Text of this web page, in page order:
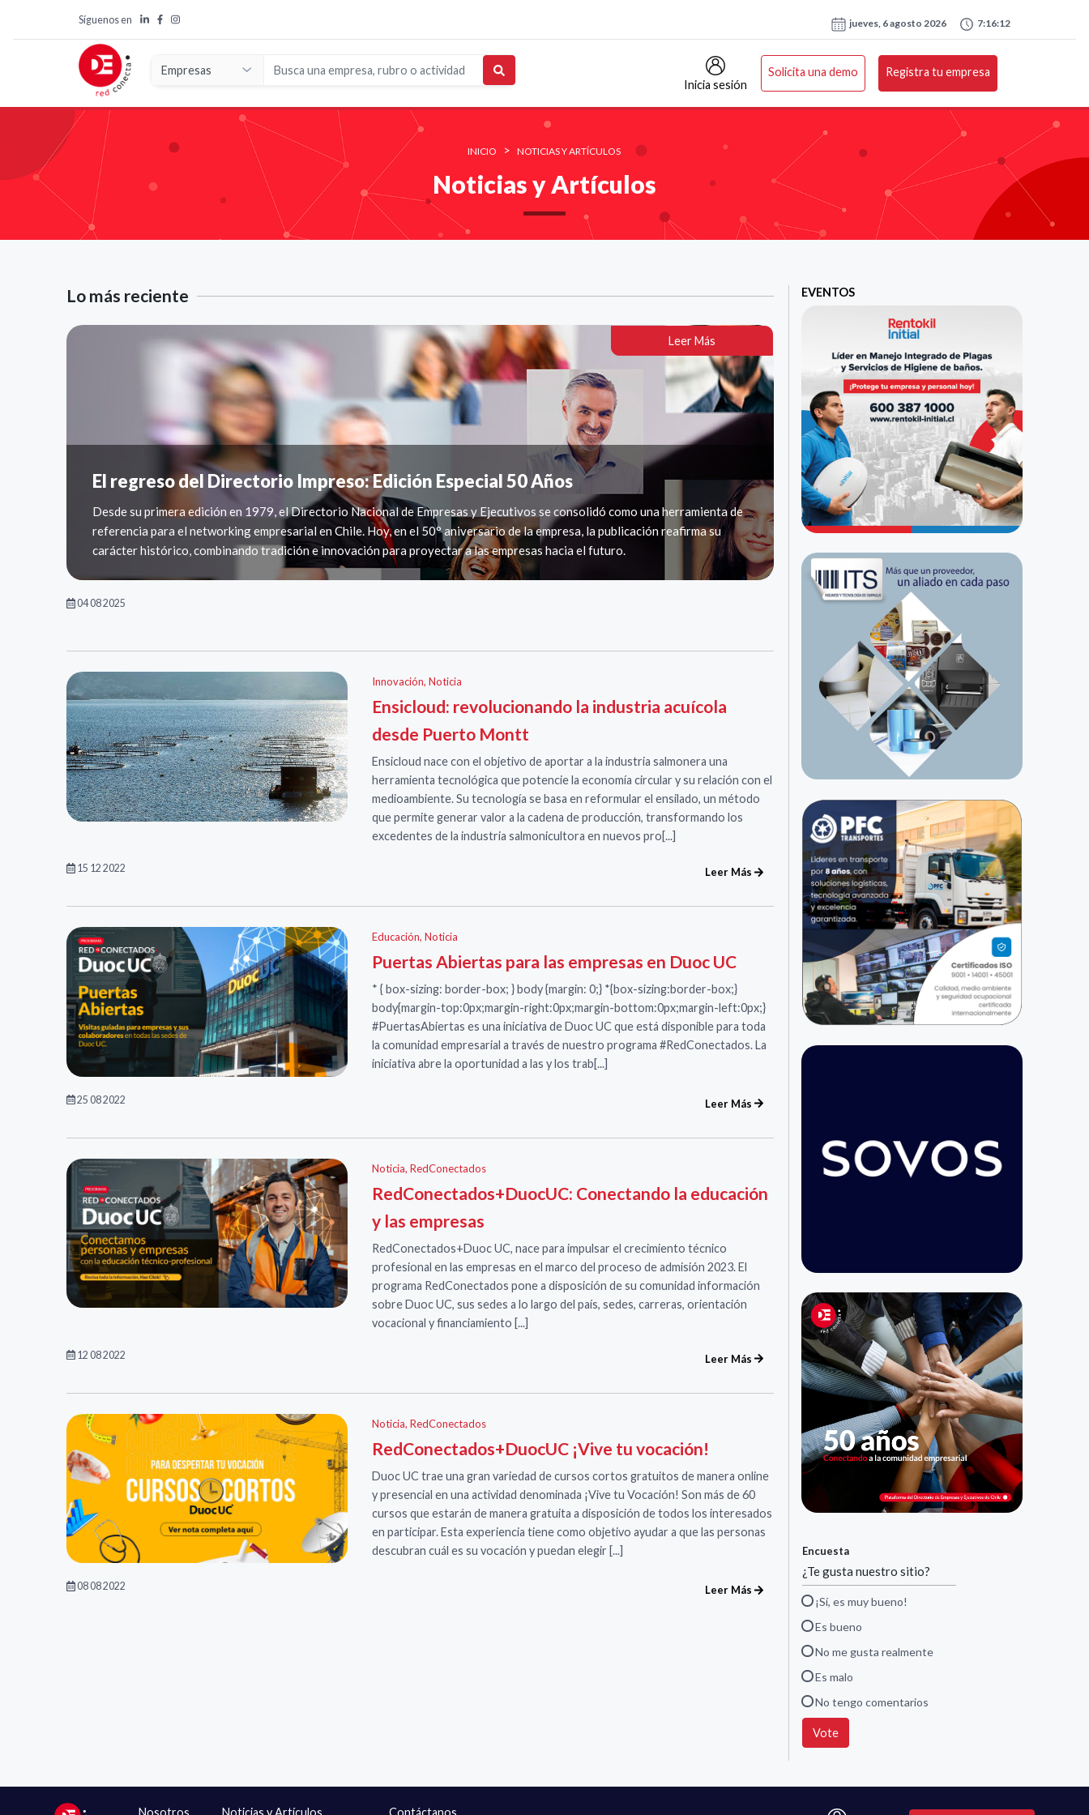
Síguenos en jueves, 6 agosto 2026 7:16:12
Inicia sesión
Solicita una demo Registra tu empresa
INICIO > NOTICIAS Y ARTÍCULOS
Noticias y Artículos
Lo más reciente
Leer Más
El regreso del Directorio Impreso: Edición Especial 50 Años
Desde su primera edición en 1979, el Directorio Nacional de Empresas y Ejecutivos se consolidó como una herramienta de
referencia para el networking empresarial en Chile. Hoy, en el 50° aniversario de la empresa, la publicación reafirma su
carácter histórico, combinando tradición e innovación para proyectar a las empresas hacia el futuro.
04 08 2025
Innovación, Noticia
Ensicloud: revolucionando la industria acuícola
desde Puerto Montt
Ensicloud nace con el objetivo de aportar a la industria salmonera una
herramienta tecnológica que potencie la economía circular y su relación con el
medioambiente. Su tecnología se basa en reformular el ensilado, un método
que permite generar valor a la cadena de producción, transformando los
excedentes de la industria salmonicultora en nuevos pro[...]
15 12 2022 Leer Más
Educación, Noticia
Puertas Abiertas para las empresas en Duoc UC
* { box-sizing: border-box; } body {margin: 0;} *{box-sizing:border-box;}
body{margin-top:0px;margin-right:0px;margin-bottom:0px;margin-left:0px;}
#PuertasAbiertas es una iniciativa de Duoc UC que está disponible para toda
la comunidad empresarial a través de nuestro programa #RedConectados. La
iniciativa abre la oportunidad a las y los trab[...]
25 08 2022 Leer Más
Noticia, RedConectados
RedConectados+DuocUC: Conectando la educación
y las empresas
RedConectados+Duoc UC, nace para impulsar el crecimiento técnico
profesional en las empresas en el marco del proceso de admisión 2023. ​​​​​​​El
programa RedConectados pone a disposición de su comunidad información
sobre Duoc UC, sus sedes a lo largo del país, sedes, carreras, orientación
vocacional y financiamiento [...]​​
12 08 2022 Leer Más
Noticia, RedConectados
RedConectados+DuocUC ¡Vive tu vocación!
Duoc UC trae una gran variedad de cursos cortos gratuitos de manera online
y presencial en una actividad denominada ¡Vive tu Vocación! Son más de 60
cursos que estarán de manera gratuita a disposición de todos los interesados
en participar. Esta experiencia tiene como objetivo ayudar a que las personas
descubran cuál es su vocación y puedan elegir [...]
08 08 2022 Leer Más
EVENTOS
Encuesta
¿Te gusta nuestro sitio?
¡Sí, es muy bueno!
Es bueno
No me gusta realmente
Es malo
No tengo comentarios
Vote